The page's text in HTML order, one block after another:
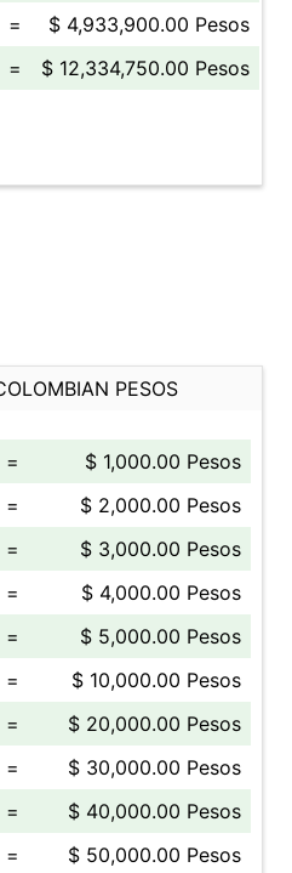
=
$ 4,933,900.00 Pesos
= $ 12,334,750.00 Pesos
PESOS
=
$ 1,000.00 Pesos
=
$ 2,000.00 Pesos
=
$ 3,000.00 Pesos
=
$ 4,000.00 Pesos
=
$ 5,000.00 Pesos
=
$ 10,000.00 Pesos
=
$ 20,000.00 Pesos
=
$ 30,000.00 Pesos
=
$ 40,000.00 Pesos
= $ 50,000.00 Pesos